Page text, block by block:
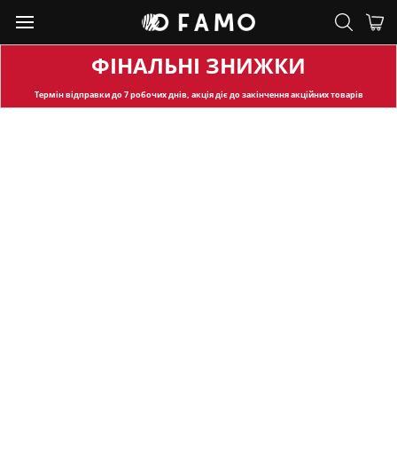
ФІНАЛЬНІ ЗНИЖКИ
Термін відправкидо 7 робочих днів, акція діє до закінчення акційних товарів